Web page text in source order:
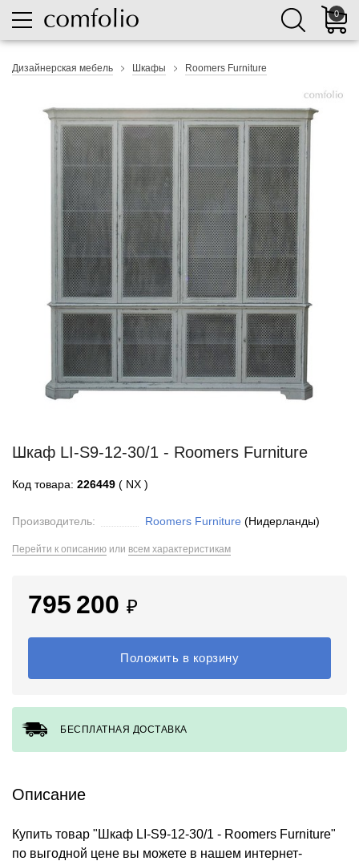
0
Дизайнерская мебель Шкафы Roomers Furniture
Шкаф LI-S9-12-30/1 - Roomers Furniture
Код товара: 226449 ( NX )
Производитель: Roomers Furniture (Нидерланды)
Перейти к описанию или всем характеристикам
795 200 ₽
Положить в корзину
БЕСПЛАТНАЯ ДОСТАВКА
Описание
Купить товар "Шкаф LI-S9-12-30/1 - Roomers Furniture"
по выгодной цене вы можете в нашем интернет-